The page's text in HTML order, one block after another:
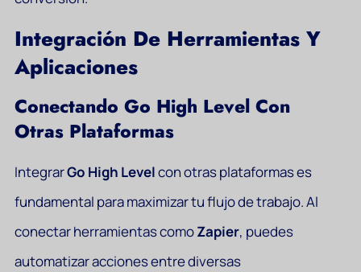
Integración De Herramientas Y
Aplicaciones
Conectando Go High Level Con
Otras Plataformas
IntegrarGo High Levelcon otras plataformas es
fundamental para maximizar tu flujo de trabajo. Al
conectar herramientas comoZapier, puedes
automatizar acciones entre diversas